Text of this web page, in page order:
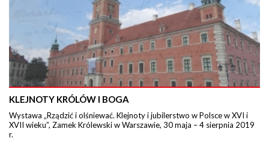
KLEJNOTY KRÓLÓW I BOGA
Wystawa „Rządzić i olśniewać. Klejnoty i jubilerstwo w Polsce w XVI i
XVII wieku”, Zamek Królewski w Warszawie, 30 maja – 4 sierpnia 2019
r.